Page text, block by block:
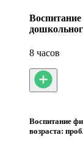
8 часов
Воспитание
возраста: